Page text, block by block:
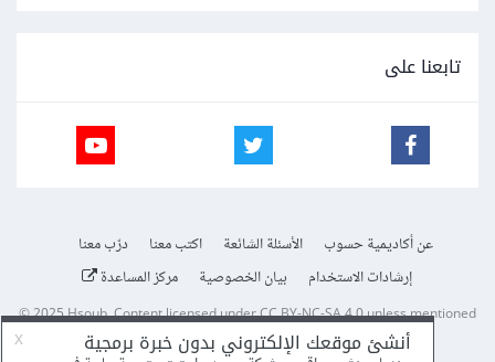
تابعنا على
عن أكاديمية حسوب الأسئلة الشائعة اكتب معنا
درّب معنا
إرشادات الاستخدام
بيان الخصوصية مركز المساعدة
© 2025Hsoub.Content licensed underCC BY-NC-SA 4.0unless mentioned
otherwise.